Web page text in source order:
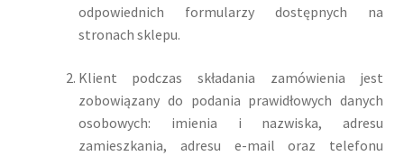
odpowiednich formularzy dostępnych na
stronach sklepu.
Klient podczas składania zamówienia jest
zobowiązany do podania prawidłowych danych
osobowych: imienia i nazwiska, adresu
zamieszkania, adresu e-mail oraz telefonu